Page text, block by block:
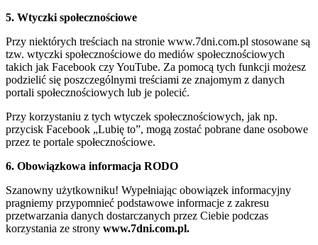
5. Wtyczki społecznościowe
Przy niektórych treściach na stronie www.7dni.com.pl stosowane są
tzw. wtyczki społecznościowe do mediów społecznościowych
takich jak Facebook czy YouTube. Za pomocą tych funkcji możesz
podzielić się poszczególnymi treściami ze znajomym z danych
portali społecznościowych lub je polecić.
Przy korzystaniu z tych wtyczek społecznościowych, jak np.
przycisk Facebook „Lubię to”, mogą zostać pobrane dane osobowe
przez te portale społecznościowe.
6. Obowiązkowa informacja RODO
Szanowny użytkowniku! Wypełniając obowiązek informacyjny
pragniemy przypomnieć podstawowe informacje z zakresu
przetwarzania danych dostarczanych przez Ciebie podczas
korzystania ze strony www.7dni.com.pl.